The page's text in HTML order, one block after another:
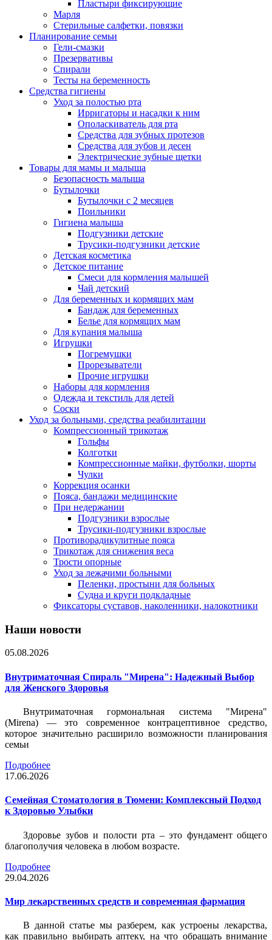
Пластыри фиксирующие
Марля
Стерильные салфетки, повязки
Планирование семьи
Гели-смазки
Презервативы
Спирали
Тесты на беременность
Средства гигиены
Уход за полостью рта
Ирригаторы и насадки к ним
Ополаскиватель для рта
Средства для зубных протезов
Средства для зубов и десен
Электрические зубные щетки
Товары для мамы и малыша
Безопасность малыша
Бутылочки
Бутылочки с 2 месяцев
Поильники
Гигиена малыша
Подгузники детские
Трусики-подгузники детские
Детская косметика
Детское питание
Смеси для кормления малышей
Чай детский
Для беременных и кормящих мам
Бандаж для беременных
Белье для кормящих мам
Для купания малыша
Игрушки
Погремушки
Прорезыватели
Прочие игрушки
Наборы для кормления
Одежда и текстиль для детей
Соски
Уход за больными, средства реабилитации
Компрессионный трикотаж
Гольфы
Колготки
Компрессионные майки, футболки, шорты
Чулки
Коррекция осанки
Пояса, бандажи медицинские
При недержании
Подгузники взрослые
Трусики-подгузники взрослые
Противорадикулитные пояса
Трикотаж для снижения веса
Трости опорные
Уход за лежачими больными
Пеленки, простыни для больных
Судна и круги подкладные
Фиксаторы суставов, наколенники, налокотники
Наши новости
05.08.2026
Внутриматочная Спираль "Мирена": Надежный Выбор
для Женского Здоровья
Внутриматочная гормональная система "Мирена"
(Mirena) — это современное контрацептивное средство,
которое значительно расширило возможности планирования
семьи
Подробнее
17.06.2026
Семейная Стоматология в Тюмени: Комплексный Подход
к Здоровью Улыбки
Здоровье зубов и полости рта – это фундамент общего
благополучия человека в любом возрасте.
Подробнее
29.04.2026
Мир лекарственных средств и современная фармация
В данной статье мы разберем, как устроены лекарства,
как правильно выбирать аптеку, на что обращать внимание